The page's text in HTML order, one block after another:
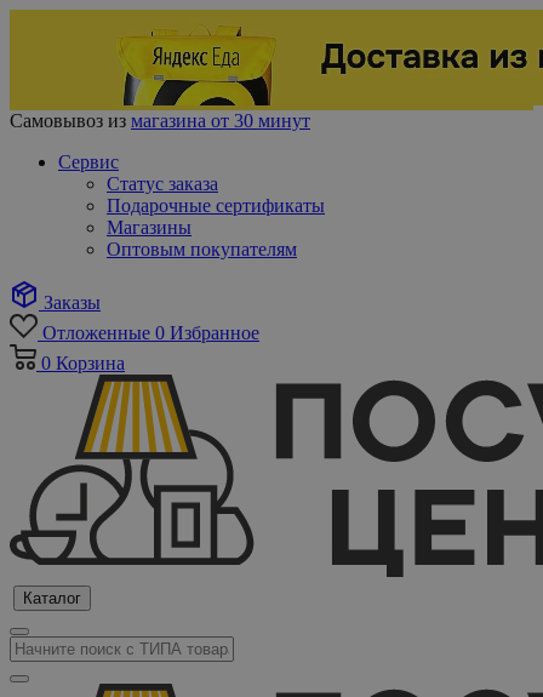
Самовывоз из магазина от 30 минут
Сервис
Статус заказа
Подарочные сертификаты
Магазины
Оптовым покупателям
Заказы
Отложенные 0 Избранное
0 Корзина
Каталог